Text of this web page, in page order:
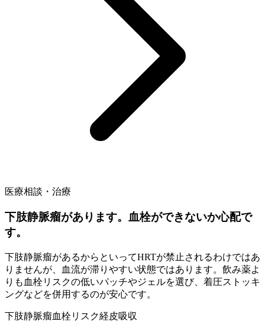
医療相談・治療
下肢静脈瘤があります。血栓ができないか心配で
す。
下肢静脈瘤があるからといってHRTが禁止されるわけではあ
りませんが、血流が滞りやすい状態ではあります。飲み薬よ
りも血栓リスクの低いパッチやジェルを選び、着圧ストッキ
ングなどを併用するのが安心です。
下肢静脈瘤血栓リスク経皮吸収